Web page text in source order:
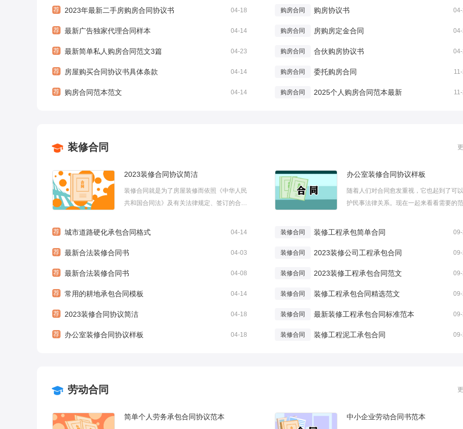
身份证号码：______...
荐 2023年最新二手房购房合同协议书 04-18
荐 最新广告独家代理合同样本 04-14
荐 最新简单私人购房合同范文3篇 04-23
荐 房屋购买合同协议书具体条款 04-14
荐 购房合同范本范文 04-14
出租合同协议书万能★★经典城...
购房合同 购房协议书
购房合同 房购房定金合同
购房合同 合伙购房协议书
购房合同 委托购房合同
购房合同 2025个人购房合同范本最新
装修合同
2023装修合同协议简洁
装修合同就是为了房屋装修而依照《中华人民
共和国合同法》及有关法律规定、签订的合
同。下面是小编收集整理的装修合同协议，欢
篇1委托方(甲方)： 承接方(乙方)：一...
荐 城市道路硬化承包合同格式 04-14
荐 最新合法装修合同书 04-03
荐 最新合法装修合同书 04-08
荐 常用的耕地承包合同模板 04-14
荐 2023装修合同协议简洁 04-18
荐 办公室装修合同协议样板 04-18
办公室装修合同协议样板
随着人们对合同愈发重视，它也起到了可
护民事法律关系。现在一起来看看需要的
协议样板，仅供参考希望能够帮助到大家。
方)装修单位乙方：(以下简称乙方)某某...
装修合同 装修工程承包简单合同
装修合同 2023装修公司工程承包合同
装修合同 2023装修工程承包合同范文
装修合同 装修工程承包合同精选范文
装修合同 最新装修工程承包合同标准范本
装修合同 装修工程泥工承包合同
劳动合同
简单个人劳务承包合同协议范本 中小企业劳动合同书范本